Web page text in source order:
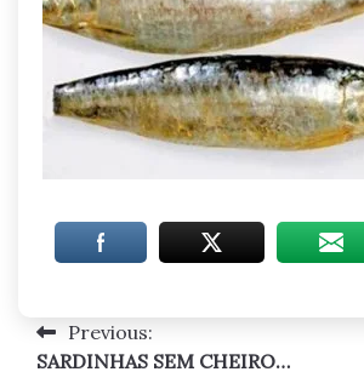
Navegação
Previous:
SARDINHAS SEM CHEIRO…